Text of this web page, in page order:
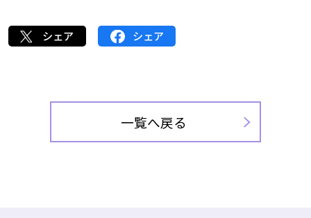
シェア シェア
一覧へ戻る